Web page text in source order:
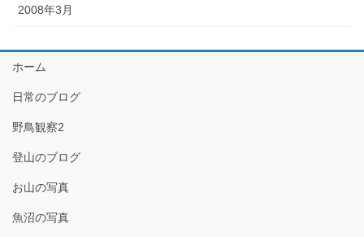
2008年3月
ホーム
日常のブログ
野鳥観察2
登山のブログ
お山の写真
魚沼の写真